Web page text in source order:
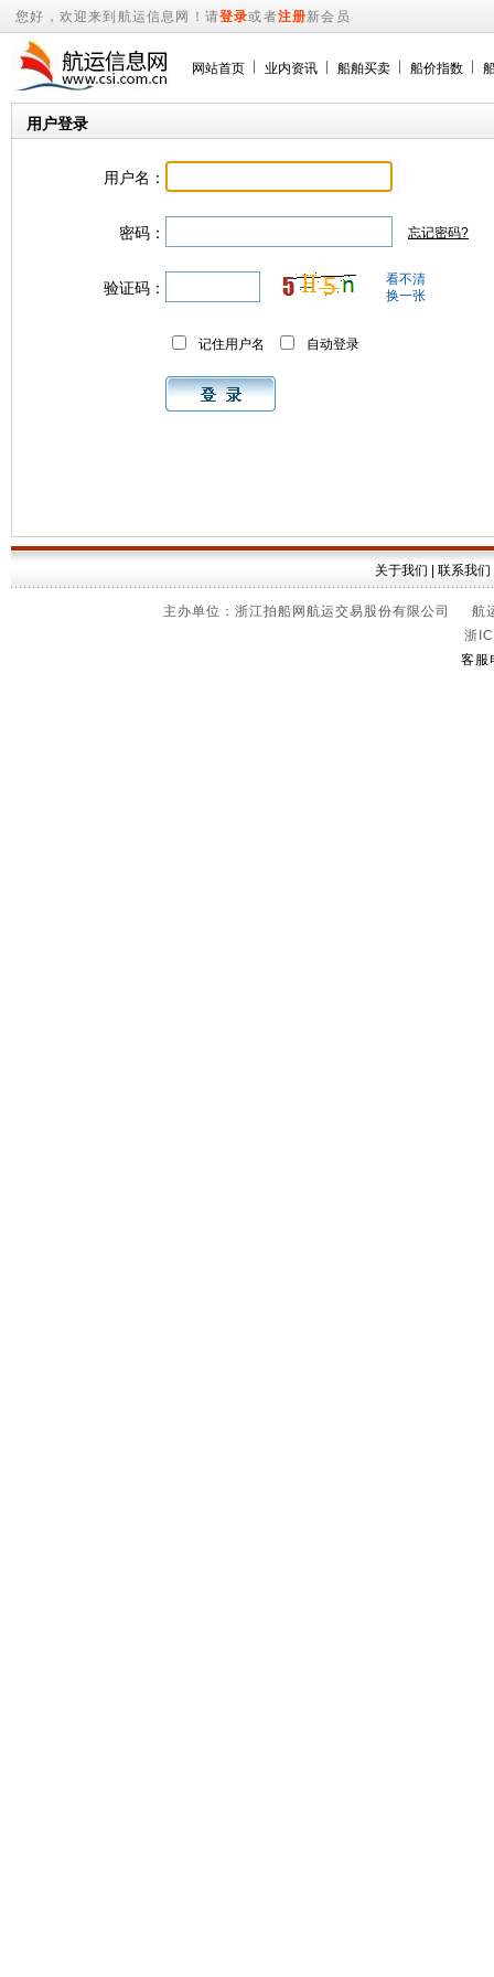
您好，欢迎来到航运信息网！请登录或者注册新会员
网站首页 业内资讯 船舶买卖 船价指数
用户登录
用户名：
密码： 忘记密码?
验证码：
看不清
换一张
记住用户名 自动登录
关于我们 联系我们
主办单位：浙江拍船网航运交易股份有限公司
浙
客服